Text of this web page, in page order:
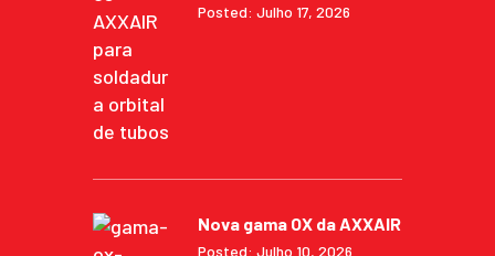
Posted: Julho 17, 2026
Nova gama OX da AXXAIR
Posted: Julho 10, 2026